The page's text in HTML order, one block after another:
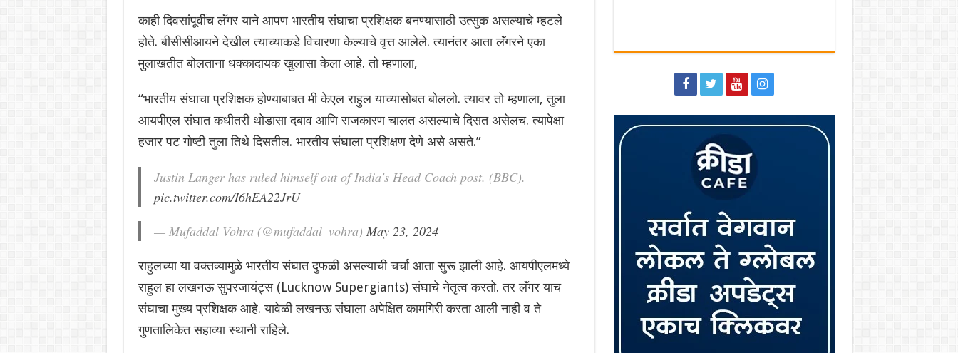
काही दिवसांपूर्वीच लॅंगर याने आपण भारतीय संघाचा प्रशिक्षक बनण्यासाठी उत्सुक असल्याचे म्हटले
होते. बीसीसीआयने देखील त्याच्याकडे विचारणा केल्याचे वृत्त आलेले. त्यानंतर आता लॅंगरने एका
मुलाखतीत बोलताना धक्कादायक खुलासा केला आहे. तो म्हणाला,
“भारतीय संघाचा प्रशिक्षक होण्याबाबत मी केएल राहुल याच्यासोबत बोललो. त्यावर तो म्हणाला, तुला
आयपीएल संघात कधीतरी थोडासा दबाव आणि राजकारण चालत असल्याचे दिसत असेलच. त्यापेक्षा
हजार पट गोष्टी तुला तिथे दिसतील. भारतीय संघाला प्रशिक्षण देणे असे असते.”
Justin Langer has ruled himself out of India's Head Coach post. (BBC).
pic.twitter.com/I6hEA22JrU
— Mufaddal Vohra (@mufaddal_vohra) May 23, 2024
राहुलच्या या वक्तव्यामुळे भारतीय संघात दुफळी असल्याची चर्चा आता सुरू झाली आहे. आयपीएलमध्ये
राहुल हा लखनऊ सुपरजायंट्स (Lucknow Supergiants) संघाचे नेतृत्व करतो. तर लॅंगर याच
संघाचा मुख्य प्रशिक्षक आहे. यावेळी लखनऊ संघाला अपेक्षित कामगिरी करता आली नाही व ते
गुणतालिकेत सहाव्या स्थानी राहिले.